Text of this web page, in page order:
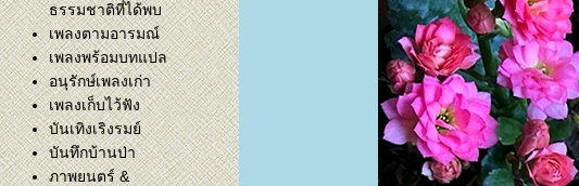
ธรรมชาติที่ได้พบ
เพลงตามอารมณ์
เพลงพร้อมบทแปล
อนุรักษ์เพลงเก่า
เพลงเก็บไว้ฟัง
บันเทิงเริงรมย์
บันทึกบ้านป่า
ภาพยนตร์ &